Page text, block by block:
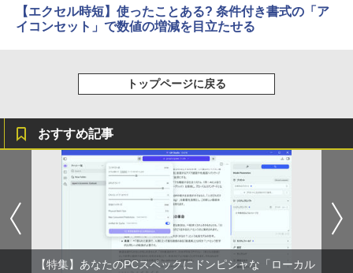
【エクセル時短】使ったことある? 条件付き書式の「ア
イコンセット」で数値の増減を目立たせる
トップページに戻る
おすすめ記事
【特集】あなたのPCスペックにドンピシャな「ローカル